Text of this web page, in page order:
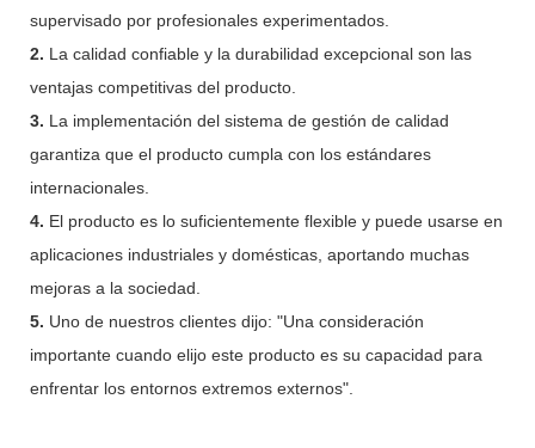
supervisado por profesionales experimentados.
2. La calidad confiable y la durabilidad excepcional son las
ventajas competitivas del producto.
3. La implementación del sistema de gestión de calidad
garantiza que el producto cumpla con los estándares
internacionales.
4. El producto es lo suficientemente flexible y puede usarse en
aplicaciones industriales y domésticas, aportando muchas
mejoras a la sociedad.
5. Uno de nuestros clientes dijo: "Una consideración
importante cuando elijo este producto es su capacidad para
enfrentar los entornos extremos externos".